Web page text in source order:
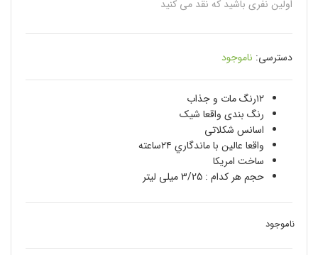
اولین نفری باشید که نقد می کنید
دسترسی: ناموجود
۱۲رنگ مات و جذاب
رنگ بندی واقعا شیک
اسانس شکلاتی
واقعا عالين با ماندگاري ٢٤ساعته
ساخت امریکا
حجم هر کدام : 3/25 میلی لیتر
ناموجود